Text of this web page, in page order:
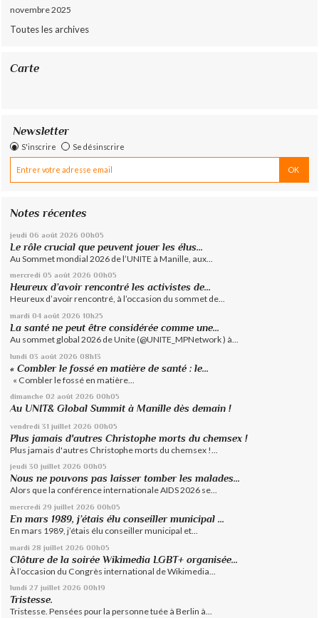
novembre 2025
Toutes les archives
Carte
Newsletter
S'inscrire Se désinscrire
Notes récentes
jeudi 06 août 2026 00h05
Le rôle crucial que peuvent jouer les élus...
Au Sommet mondial 2026 de l’UNITE à Manille, aux...
mercredi 05 août 2026 00h05
Heureux d’avoir rencontré les activistes de...
Heureux d’avoir rencontré, à l’occasion du sommet de...
mardi 04 août 2026 10h25
La santé ne peut être considérée comme une...
Au sommet global 2026 de Unite (@UNITE_MPNetwork ) à...
lundi 03 août 2026 08h13
« Combler le fossé en matière de santé : le...
« Combler le fossé en matière...
dimanche 02 août 2026 00h05
Au UNIT& Global Summit à Manille dès demain !
vendredi 31 juillet 2026 00h05
Plus jamais d'autres Christophe morts du chemsex !
Plus jamais d'autres Christophe morts du chemsex !...
jeudi 30 juillet 2026 00h05
Nous ne pouvons pas laisser tomber les malades...
Alors que la conférence internationale AIDS 2026 se...
mercredi 29 juillet 2026 00h05
En mars 1989, j’étais élu conseiller municipal ...
En mars 1989, j’étais élu conseiller municipal et...
mardi 28 juillet 2026 00h05
Clôture de la soirée Wikimedia LGBT+ organisée...
À l’occasion du Congrès international de Wikimedia...
lundi 27 juillet 2026 00h19
Tristesse.
Tristesse. Pensées pour la personne tuée à Berlin à...